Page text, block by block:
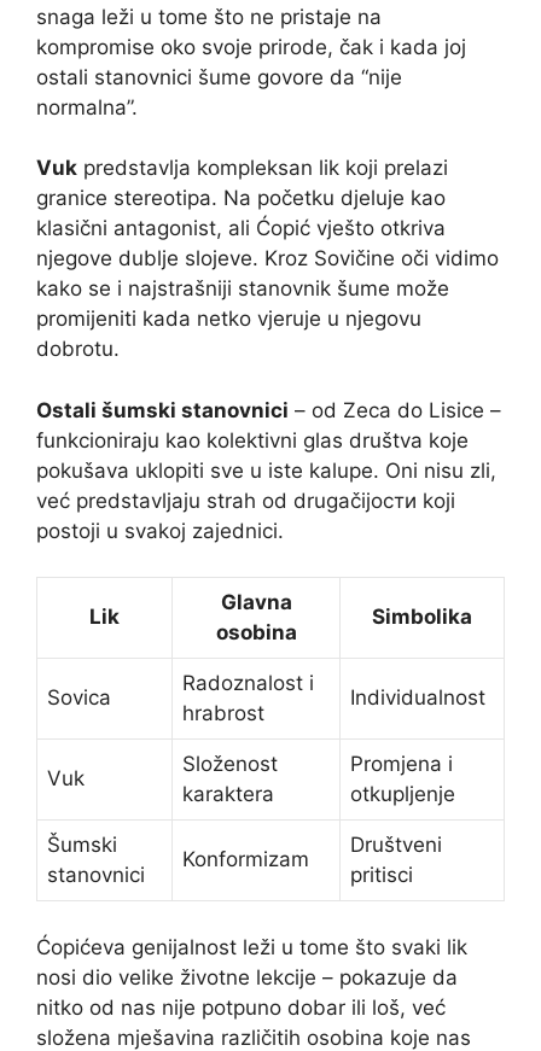
snaga leži u tome što ne pristaje na
kompromise oko svoje prirode, čak i kada joj
ostali stanovnici šume govore da “nije
normalna”.
Vuk predstavlja kompleksan lik koji prelazi
granice stereotipa. Na početku djeluje kao
klasični antagonist, ali Ćopić vješto otkriva
njegove dublje slojeve. Kroz Sovičine oči vidimo
kako se i najstrašniji stanovnik šume može
promijeniti kada netko vjeruje u njegovu
dobrotu.
Ostali šumski stanovnici – od Zeca do Lisice –
funkcioniraju kao kolektivni glas društva koje
pokušava uklopiti sve u iste kalupe. Oni nisu zli,
već predstavljaju strah od drugačijости koji
postoji u svakoj zajednici.
Lik
Glavna
osobina
Simbolika
Sovica
Radoznalost i
hrabrost
Individualnost
Vuk
Složenost
karaktera
Promjena i
otkupljenje
Šumski
stanovnici
Konformizam
Društveni
pritisci
Ćopićeva genijalnost leži u tome što svaki lik
nosi dio velike životne lekcije – pokazuje da
nitko od nas nije potpuno dobar ili loš, već
složena mješavina različitih osobina koje nas